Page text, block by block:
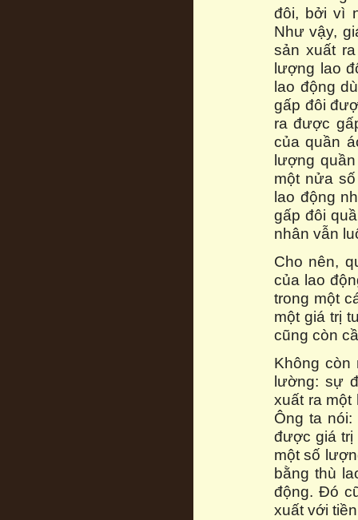
đôi, bởi vì
Như vậy,
sản xuất
lượng lao
lao động
gấp đôi
ra được
của quần
lượng
một nửa
lao động
gấp đôi
nhân vẫn
Cho nên,
của lao
trong một
một giá trị
cũng còn
Không còn
lường: sự
xuất ra
Ông ta
được giá trị
một số
bằng thù
động. Đó
xuất với